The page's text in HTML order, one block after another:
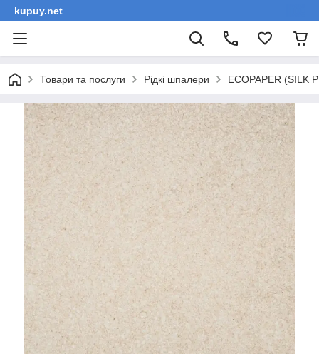
kupuy.net
Товари та послуги Рідкі шпалери ECOPAPER (SILK